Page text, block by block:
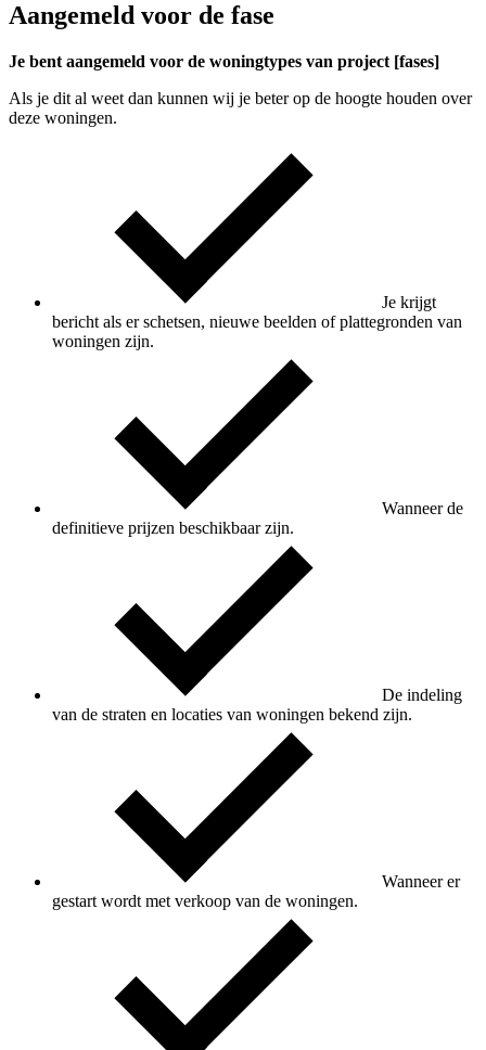
Aangemeld voor de fase
Je bent aangemeld voor de woningtypes van project [fases]
Als je dit al weet dan kunnen wij je beter op de hoogte houden over
deze woningen.
Je krijgt
bericht als er schetsen, nieuwe beelden of plattegronden van
woningen zijn.
Wanneer de
definitieve prijzen beschikbaar zijn.
De indeling
van de straten en locaties van woningen bekend zijn.
Wanneer er
gestart wordt met verkoop van de woningen.